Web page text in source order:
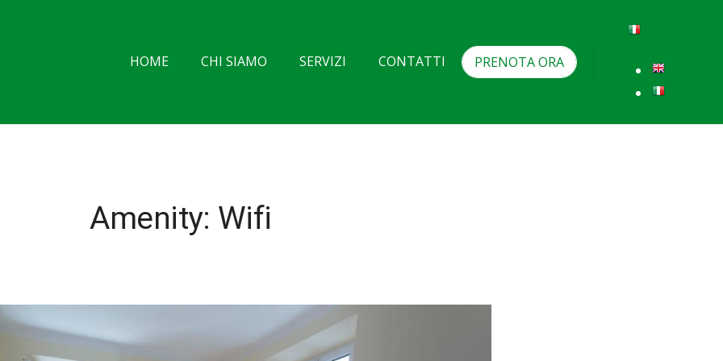
HOME CHI SIAMO SERVIZI CONTATTI PRENOTA ORA
Amenity: Wifi